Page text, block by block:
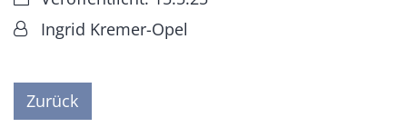
Von:Ingrid Kremer-Opel
Zurück